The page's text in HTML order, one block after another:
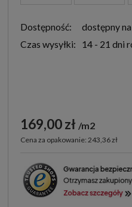
Dostępność:
dostępny
Czas wysyłki:
14 - 21 dni
169,00 zł m2
Cena za opakowanie: 243,36 zł